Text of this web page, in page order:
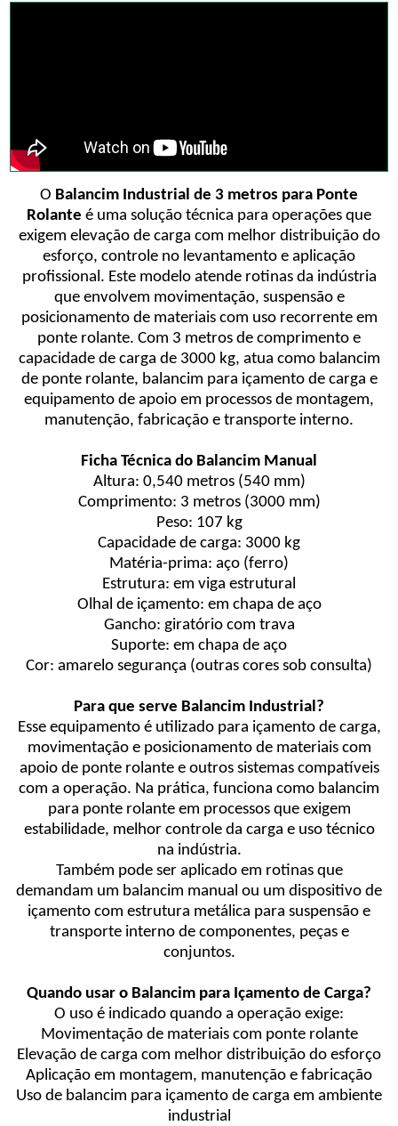
O Balancim Industrial de 3 metros para Ponte
Rolante é uma solução técnica para operações que
exigem elevação de carga com melhor distribuição do
esforço, controle no levantamento e aplicação
profissional. Este modelo atende rotinas da indústria
que envolvem movimentação, suspensão e
posicionamento de materiais com uso recorrente em
ponte rolante. Com 3 metros de comprimento e
capacidade de carga de 3000 kg, atua como balancim
de ponte rolante, balancim para içamento de carga e
equipamento de apoio em processos de montagem,
manutenção, fabricação e transporte interno.
Ficha Técnica do Balancim Manual
Altura: 0,540 metros (540 mm)
Comprimento: 3 metros (3000 mm)
Peso: 107 kg
Capacidade de carga: 3000 kg
Matéria-prima: aço (ferro)
Estrutura: em viga estrutural
Olhal de içamento: em chapa de aço
Gancho: giratório com trava
Suporte: em chapa de aço
Cor: amarelo segurança (outras cores sob consulta)
Para que serve Balancim Industrial?
Esse equipamento é utilizado para içamento de carga,
movimentação e posicionamento de materiais com
apoio de ponte rolante e outros sistemas compatíveis
com a operação. Na prática, funciona como balancim
para ponte rolante em processos que exigem
estabilidade, melhor controle da carga e uso técnico
na indústria.
Também pode ser aplicado em rotinas que
demandam um balancim manual ou um dispositivo de
içamento com estrutura metálica para suspensão e
transporte interno de componentes, peças e
conjuntos.
Quando usar o Balancim para Içamento de Carga?
O uso é indicado quando a operação exige:
Movimentação de materiais com ponte rolante
Elevação de carga com melhor distribuição do esforço
Aplicação em montagem, manutenção e fabricação
Uso de balancim para içamento de carga em ambiente
industrial